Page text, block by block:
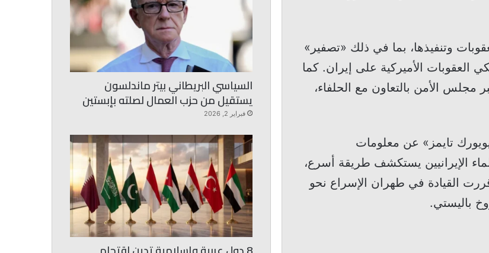
وتنفيذها، بما في ذلك «تصفير»
العقوبات الأميركية على إيران. كما
مجلس الأمن بالتعاون مع الحلفاء،
تايمز» عن معلومات
الإيرانيين يستكشف طريقة أسرع،
القيادة في طهران الإسراع نحو
باليستي.
السياسي البريطاني بيتر ماندلسون
يستقيل من حزب العمال لصلته بإبستين
فبراير 2, 2026